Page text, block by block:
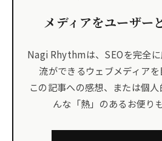
メディアをユーザー
Nagi Rhythmは、SEOを完全
流ができるウェブメディアを
この記事への感想、または個
んな「熱」のあるお便り